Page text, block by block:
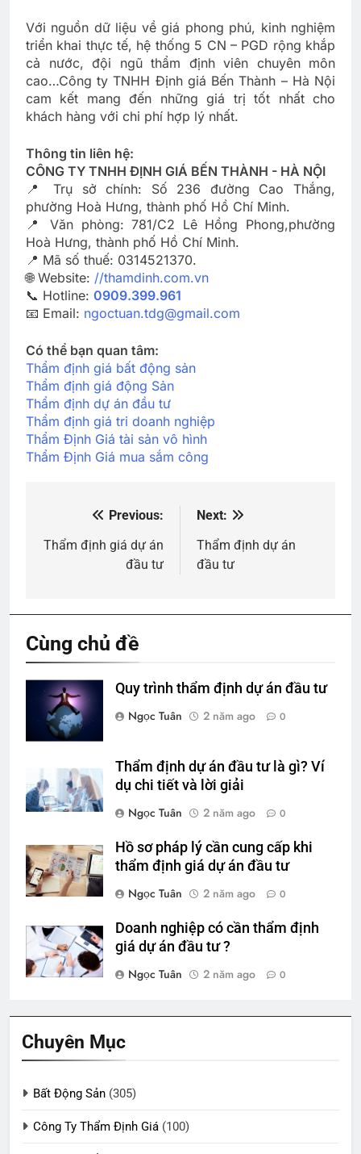
Với nguồn dữ liệu về giá phong phú, kinh nghiệm
triển khai thực tế, hệ thống 5 CN – PGD rộng khắp
cả nước, đội ngũ thẩm định viên chuyên môn
cao…Công ty TNHH Định giá Bến Thành – Hà Nội
cam kết mang đến những giá trị tốt nhất cho
khách hàng với chi phí hợp lý nhất.
Thông tin liên hệ:
CÔNG TY TNHH ĐỊNH GIÁ BẾN THÀNH - HÀ NỘI
📍 Trụ sở chính: Số 236 đường Cao Thắng,
phường Hoà Hưng, thành phố Hồ Chí Minh.
📍 Văn phòng: 781/C2 Lê Hồng Phong,phường
Hoà Hưng, thành phố Hồ Chí Minh.
📍 Mã số thuế: 0314521370.
🌐 Website: //thamdinh.com.vn
📞 Hotline: 0909.399.961
📧 Email: ngoctuan.tdg@gmail.com
Có thể bạn quan tâm:
Thẩm định giá bất động sản
Thẩm định giá động Sản
Thẩm định dự án đầu tư
Thẩm định giá tri doanh nghiệp
Thẩm Định Giá tài sản vô hình
Thẩm Định Giá mua sắm công
hướng
Previous:
Thẩm định giá dự án
đầu tư
Next:
Thẩm định dự án
đầu tư
Cùng chủ đề
Quy trình thẩm định dự án đầu tư
Ngọc Tuân
2 năm ago 0
Thẩm định dự án đầu tư là gì? Ví
dụ chi tiết và lời giải
Ngọc Tuân
2 năm ago 0
Hồ sơ pháp lý cần cung cấp khi
thẩm định giá dự án đầu tư
Ngọc Tuân
2 năm ago 0
Doanh nghiệp có cần thẩm định
giá dự án đầu tư ?
Ngọc Tuân
2 năm ago 0
Chuyên Mục
Bất Động Sản (305)
Công Ty Thẩm Định Giá (100)